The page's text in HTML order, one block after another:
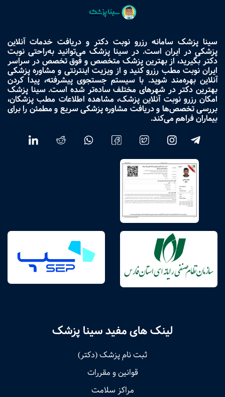
سینا پزشک سامانه رزرو نوبت دکتر و دریافت خدمات آنلاین
پزشکی در ایران است. در سینا پزشک می‌توانید به‌راحتی نوبت
دکتر بگیرید، از بهترین پزشک متخصص و فوق تخصص در سراسر
ایران نوبت مطب رزرو کنید و از ویزیت اینترنتی و مشاوره پزشکی
آنلاین بهره‌مند شوید. با سیستم جستجوی پیشرفته، پیدا کردن
بهترین دکتر در شهرهای مختلف ساده‌تر شده است. سینا پزشک
امکان رزرو نوبت آنلاین پزشک، مشاهده اطلاعات مطب پزشکان،
بررسی تخصص‌ها و دریافت مشاوره پزشکی سریع و مطمئن را برای
بیماران فراهم می‌کند.
لینک های مفید سینا پزشک
ثبت نام پزشک (دکتر)
قوانین و مقررات
مراکز سلامت